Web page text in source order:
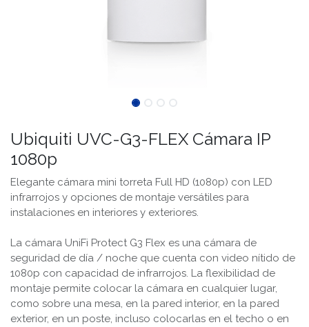
Ubiquiti UVC-G3-FLEX Cámara IP
1080p
Elegante cámara mini torreta Full HD (1080p) con LED
infrarrojos y opciones de montaje versátiles para
instalaciones en interiores y exteriores.
La cámara UniFi Protect G3 Flex es una cámara de
seguridad de día / noche que cuenta con video nítido de
1080p con capacidad de infrarrojos. La flexibilidad de
montaje permite colocar la cámara en cualquier lugar,
como sobre una mesa, en la pared interior, en la pared
exterior, en un poste, incluso colocarlas en el techo o en